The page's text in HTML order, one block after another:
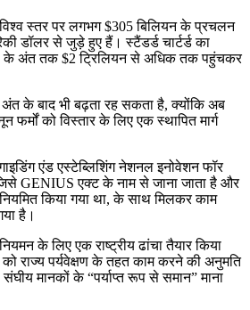
स्तर पर लगभग $305 बिलियन के प्रचलन
डॉलर से जुड़े हुए हैं। स्टैंडर्ड चार्टर्ड का
के अंत तक $2 ट्रिलियन से अधिक तक पहुंचकर
के बाद भी बढ़ता रह सकता है, क्योंकि अब
फर्मों को विस्तार के लिए एक स्थापित मार्ग
एंड एस्टेब्लिशिंग नेशनल इनोवेशन फॉर
GENIUS एक्ट के नाम से जाना जाता है और
किया गया था, के साथ मिलकर काम
है।
के लिए एक राष्ट्रीय ढांचा तैयार किया
को राज्य पर्यवेक्षण के तहत काम करने की अनुमति
संघीय मानकों के “पर्याप्त रूप से समान” माना